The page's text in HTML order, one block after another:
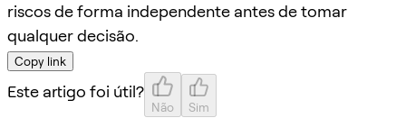
riscos de forma independente antes de tomar
qualquer decisão.
Copy link
Este artigo foi útil?
Não Sim